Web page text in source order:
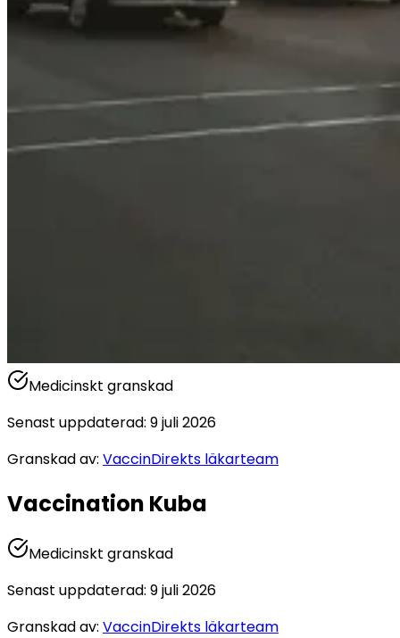
Medicinskt granskad
Senast uppdaterad: 9 juli 2026
Granskad av: VaccinDirekts läkarteam
Vaccination Kuba
Medicinskt granskad
Senast uppdaterad: 9 juli 2026
Granskad av: VaccinDirekts läkarteam